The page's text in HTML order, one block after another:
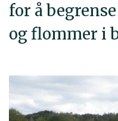
for å
og flommer i